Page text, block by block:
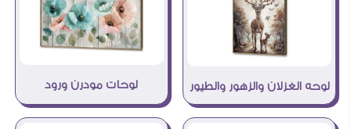
لوحه الغزلان والزهور والطيور لوحات مودرن ورود